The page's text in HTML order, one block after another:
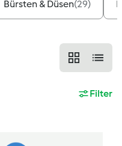
Bürsten & Düsen(29)
Filter